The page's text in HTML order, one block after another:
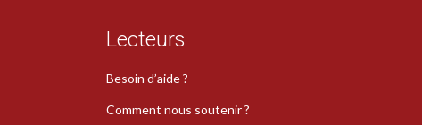
Lecteurs
Besoin d’aide ?
Comment nous soutenir ?